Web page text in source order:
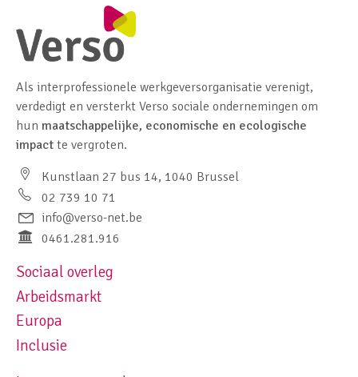
Als interprofessionele werkgeversorganisatie verenigt,
verdedigt en versterkt Verso sociale ondernemingen om
hun maatschappelijke, economische en ecologische
impact te vergroten.
Kunstlaan 27 bus 14, 1040 Brussel
02 739 10 71
info@verso-net.be
0461.281.916
Footer navigation left
Sociaal overleg
Arbeidsmarkt
Europa
Inclusie